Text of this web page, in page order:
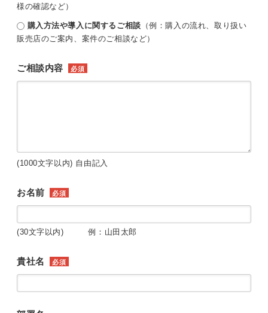
様の確認など）
購入方法や導入に関するご相談 （例：購入の流れ、取り扱い
販売店のご案内、案件のご相談など）
ご相談内容 必須
(1000文字以内) 自由記入
お名前 必須
(30文字以内) 例：山田太郎
貴社名 必須